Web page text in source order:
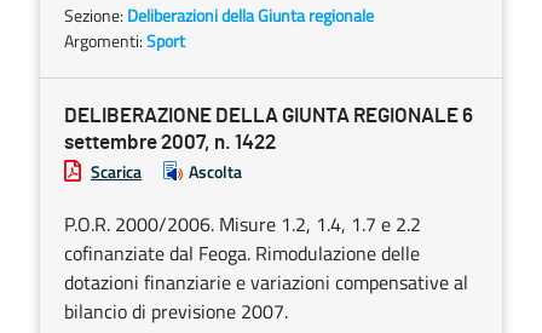
Sezione: Deliberazioni della Giunta regionale
Argomenti:Sport
DELIBERAZIONE DELLA GIUNTA REGIONALE 6
settembre 2007, n. 1422
Scarica Ascolta
P.O.R. 2000/2006. Misure 1.2, 1.4, 1.7 e 2.2
cofinanziate dal Feoga. Rimodulazione delle
dotazioni finanziarie e variazioni compensative al
bilancio di previsione 2007.